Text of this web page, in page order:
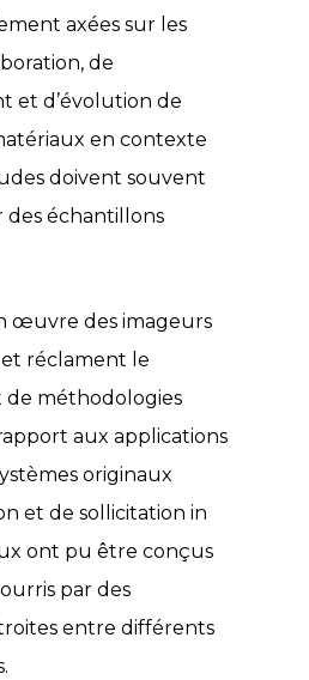
axées sur les
de
et d’évolution de
en contexte
doivent souvent
des échantillons
œuvre des imageurs
réclament le
méthodologies
aux applications
originaux
et de sollicitation in
ont pu être conçus
par des
entre différents